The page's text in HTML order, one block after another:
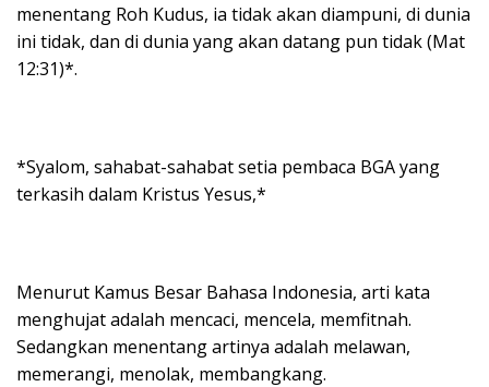
menentang Roh Kudus, ia tidak akan diampuni, di dunia
ini tidak, dan di dunia yang akan datang pun tidak (Mat
12:31)*.
*Syalom, sahabat-sahabat setia pembaca BGA yang
terkasih dalam Kristus Yesus,*
Menurut Kamus Besar Bahasa Indonesia, arti kata
menghujat adalah mencaci, mencela, memfitnah.
Sedangkan menentang artinya adalah melawan,
memerangi, menolak, membangkang.